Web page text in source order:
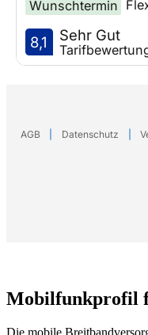
Mobilfunkprofil
Die mobile